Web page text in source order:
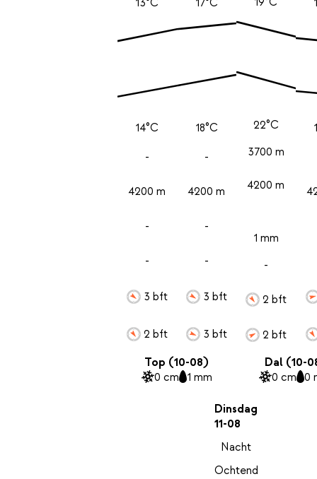
14°C
-
4200 m
-
-
3 bft
2 bft
18°C
-
4200 m
-
-
3 bft
3 bft
22°C
3700 m
4200 m
1 mm
-
2 bft
2 bft
Top (10-08)
0 cm 1 mm
Dal (10-
0 cm 0
Dinsdag
11-08
Nacht
Ochtend